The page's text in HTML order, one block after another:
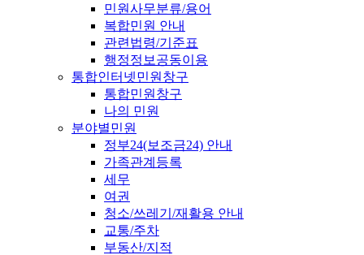
민원사무분류/용어
복합민원 안내
관련법령/기준표
행정정보공동이용
통합인터넷민원창구
통합민원창구
나의 민원
분야별민원
정부24(보조금24) 안내
가족관계등록
세무
여권
청소/쓰레기/재활용 안내
교통/주차
부동산/지적